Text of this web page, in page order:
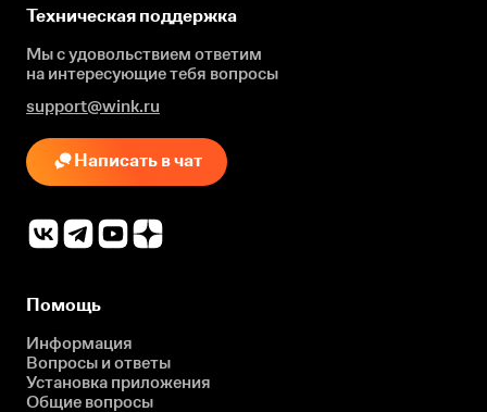
Техническая поддержка
Мы с удовольствием ответим
на интересующиетебя вопросы
support@wink.ru
Написать в чат
Помощь
Информация
Вопросы и ответы
Установка приложения
Общие вопросы